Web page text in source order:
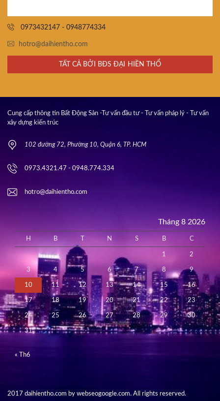
0973432147 - 0948774334
hotro@daihientho.com
TẤT CẢ BỞI BĐS ĐẠI HIỀN THỔ
Cung cấp thông tin Bất Động Sản -Tư vấn đầu tư - Tư vấn pháp lý - Tư vấn
xây dựng kiến trúc
102 đường 72, Phường 10, Quận 6, TP. HCM
0973.4321.47 - 0948.774.334
hotro@daihientho.com
Tháng 8 2026
H B N S B C
1 2
3 4 5 6 7 8 9
10 11 12 13 14 15 16
17 18 19 20 21 22 23
24 25 26 27 28 29 30
31
« Th6
2017 daihientho.com by webseogoogle.com. All rights reserved.